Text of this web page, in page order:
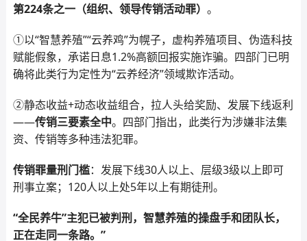
第224条之一（组织、领导传销活动罪） 。
①以“智慧养殖”“云养鸡”为幌子，虚构养殖项目、伪造科技
赋能假象，承诺日息1.2%高额回报实施诈骗。四部门已明
确将此类行为定性为“云养经济”领域欺诈活动。
②静态收益+动态收益组合，拉人头给奖励、发展下线返利
——传销三要素全中。四部门指出，此类行为涉嫌非法集
资、传销等多种违法犯罪。
传销罪量刑门槛：发展下线30人以上、层级3级以上即可
刑事立案；120人以上处5年以上有期徒刑。
“全民养牛”主犯已被判刑，智慧养殖的操盘手和团队长，
正在走同一条路。”